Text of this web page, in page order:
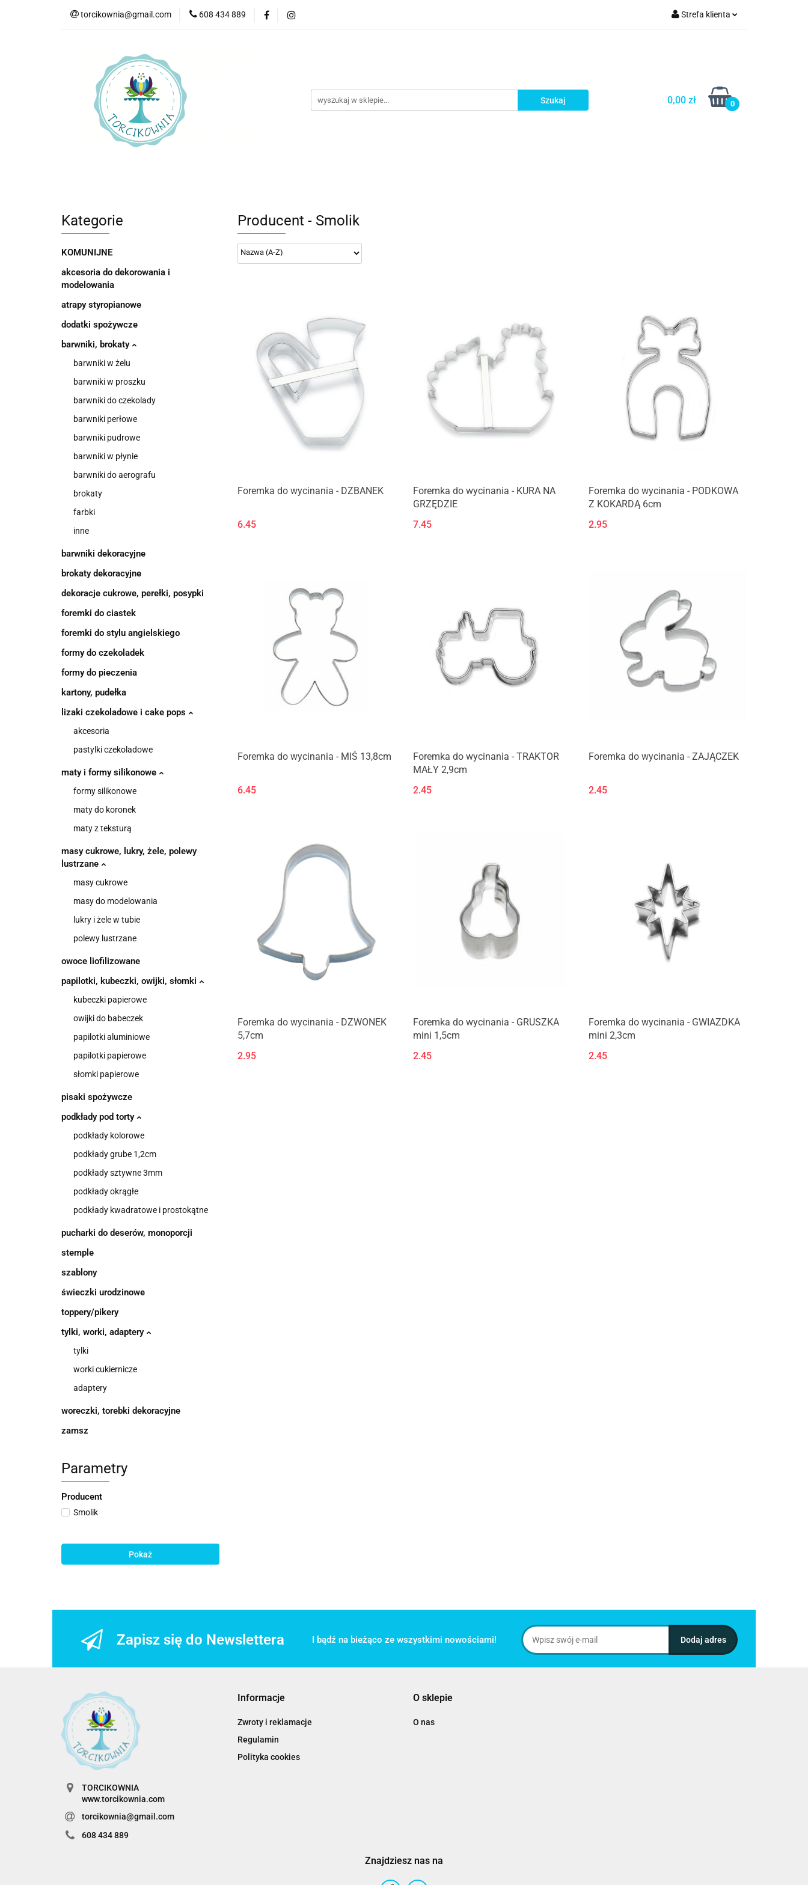
torcikownia@gmail.com 608 434 889 Strefa klienta
0,00 zł 0
Kategorie
KOMUNIJNE
akcesoria do dekorowania i
modelowania
atrapy styropianowe
dodatki spożywcze
barwniki, brokaty
barwniki w żelu
barwniki w proszku
barwniki do czekolady
barwniki perłowe
barwniki pudrowe
barwniki w płynie
barwniki do aerografu
brokaty
farbki
inne
barwniki dekoracyjne
brokaty dekoracyjne
dekoracje cukrowe, perełki, posypki
foremki do ciastek
foremki do stylu angielskiego
formy do czekoladek
formy do pieczenia
kartony, pudełka
lizaki czekoladowe i cake pops
akcesoria
pastylki czekoladowe
maty i formy silikonowe
formy silikonowe
maty do koronek
maty z teksturą
masy cukrowe, lukry, żele, polewy
lustrzane
masy cukrowe
masy do modelowania
lukry i żele w tubie
polewy lustrzane
owoce liofilizowane
papilotki, kubeczki, owijki, słomki
kubeczki papierowe
owijki do babeczek
papilotki aluminiowe
papilotki papierowe
słomki papierowe
pisaki spożywcze
podkłady pod torty
podkłady kolorowe
podkłady grube 1,2cm
podkłady sztywne 3mm
podkłady okrągłe
podkłady kwadratowe i prostokątne
pucharki do deserów, monoporcji
stemple
szablony
świeczki urodzinowe
toppery/pikery
tylki, worki, adaptery
tylki
worki cukiernicze
adaptery
woreczki, torebki dekoracyjne
zamsz
Parametry
Producent
Smolik
Pokaż
Producent - Smolik
Foremka do wycinania - DZBANEK
6.45
Foremka do wycinania - KURA NA
GRZĘDZIE
7.45
Foremka do wycinania - PODKOWA
Z KOKARDĄ 6cm
2.95
Produkt niedostępny
Foremka do wycinania - MIŚ 13,8cm
6.45
Produkt niedostępny
Foremka do wycinania - TRAKTOR
MAŁY 2,9cm
2.45
Produkt niedostępny
Foremka do wycinania - ZAJĄCZEK
2.45
Produkt niedostępny
Foremka do wycinania - DZWONEK
5,7cm
2.95
Produkt niedostępny
Foremka do wycinania - GRUSZKA
mini 1,5cm
2.45
Produkt niedostępny
Foremka do wycinania - GWIAZDKA
mini 2,3cm
2.45
Zapisz się do Newslettera I bądź na bieżąco ze wszystkimi nowościami!
TORCIKOWNIA
www.torcikownia.com
torcikownia@gmail.com
608 434 889
Informacje
Zwroty i reklamacje
Regulamin
Polityka cookies
O sklepie
O nas
Znajdziesz nas na